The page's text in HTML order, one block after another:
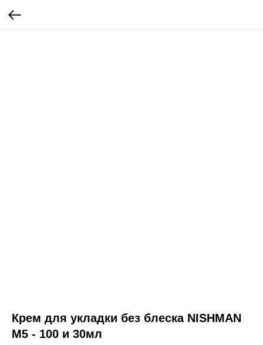
Крем для укладки без блеска NISHMAN
M5 - 100 и 30мл